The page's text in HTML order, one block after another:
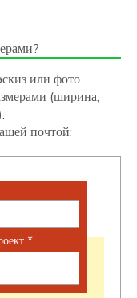
или фото
(ширина,
почтой:
*